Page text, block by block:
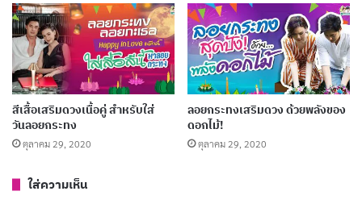
20 คำถามนางนพมาศ 2569 เผยเคล็ดลับการเตรี
ยมตัวในการตอบคำถาม
พฤศจิกายน 23, 2023
สนมเอกของพระร่วงเจ้า
ด้วยความเพียบพร้อมทั้งรูปโฉมและความสามารถ นาง
สีเสื้อเสริมดวงเนื้อคู่ สำหรับใส่
วันลอยกระทง
ตุลาคม 29, 2020
ลอยกระทงเสริมดวง ด้วยพลังของ
ดอกไม้!
ตุลาคม 29, 2020
ใส่ความเห็น